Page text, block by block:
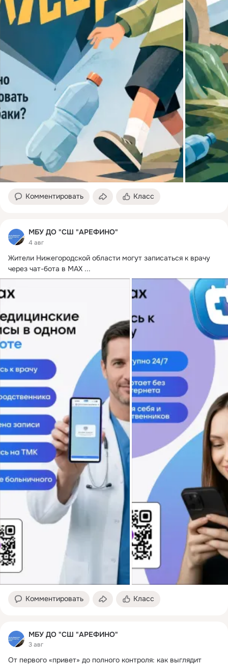
Комментировать Класс
МБУ ДО "СШ "АРЕФИНО"
4 авг
Жители Нижегородской области могут записаться к врачу
через чат-бота в MAX ...
Комментировать Класс
МБУ ДО "СШ "АРЕФИНО"
3 авг
От первого «привет» до полного контроля: как выглядит